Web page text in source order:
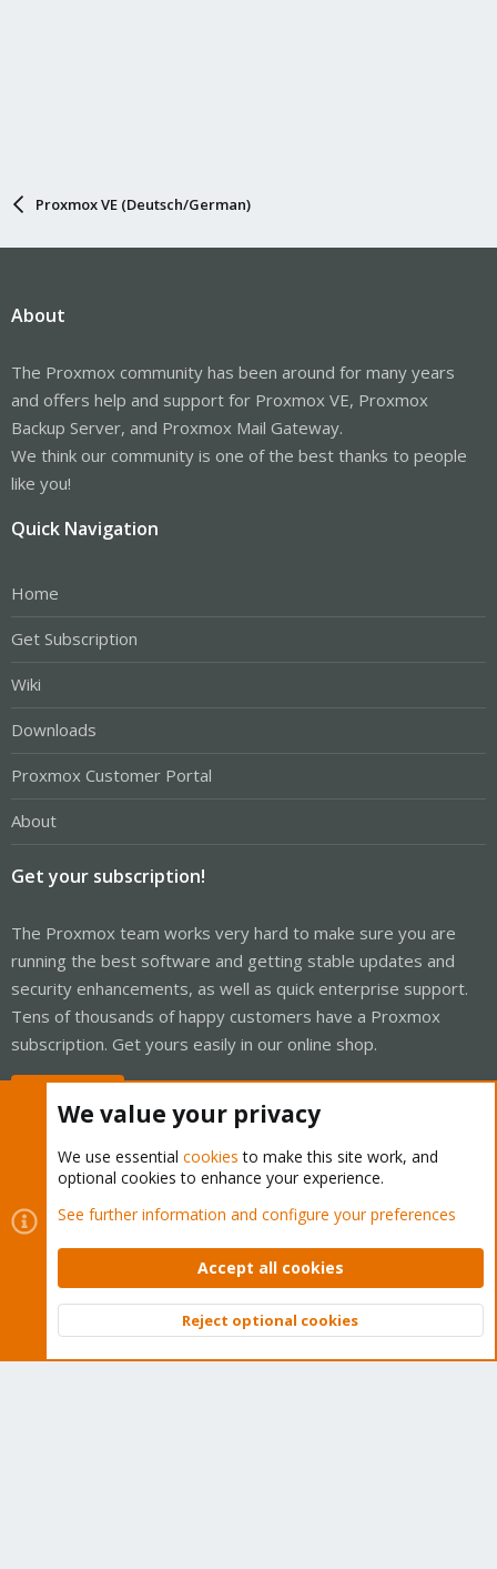
Proxmox VE (Deutsch/German)
About
The Proxmox community has been around for many years
and offers help and support for Proxmox VE, Proxmox
Backup Server, and Proxmox Mail Gateway.
We think our community is one of the best thanks to people
like you!
Quick Navigation
Home
Get Subscription
Wiki
Downloads
Proxmox Customer Portal
About
Get your subscription!
The Proxmox team works very hard to make sure you are
running the best software and getting stable updates and
security enhancements, as well as quick enterprise support.
Tens of thousands of happy customers have a Proxmox
subscription. Get yours easily in our online shop.
Cookies
Proxmox Support Forum - Light Mode
Contact us
Terms and rules Privacy policy Help Home
Community platform by XenForo © 2010-2026 XenForo Ltd.
Top
We value your privacy
We use essential cookies to make this site work, and
optional cookies to enhance your experience.
See further information and configure your preferences
Accept all cookies
Reject optional cookies